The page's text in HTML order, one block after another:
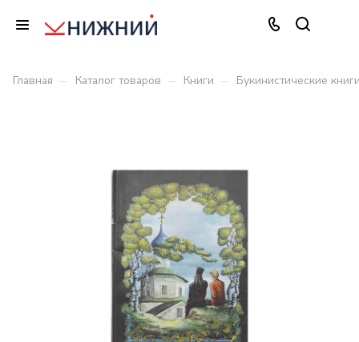
Главная – Каталог товаров – Книги – Букинистические